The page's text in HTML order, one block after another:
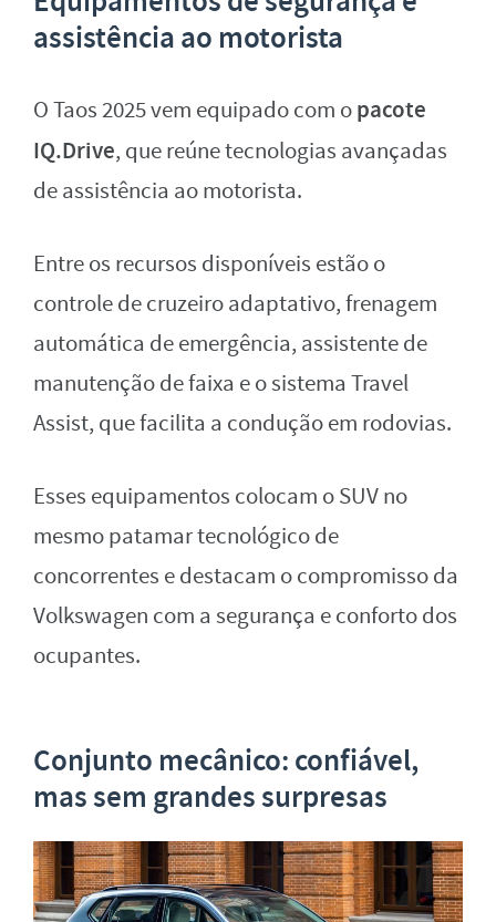
assistência ao motorista
O Taos 2025 vem equipado com opacote
IQ.Drive, que reúne tecnologias avançadas
de assistência ao motorista.
Entre os recursos disponíveis estão o
controle de cruzeiro adaptativo, frenagem
automática de emergência, assistente de
manutenção de faixa e o sistema Travel
Assist, que facilita a condução em rodovias.
Esses equipamentos colocam o SUV no
mesmo patamar tecnológico de
concorrentes e destacam o compromisso da
Volkswagen com a segurança e conforto dos
ocupantes.
Conjunto mecânico: confiável,
mas sem grandes surpresas